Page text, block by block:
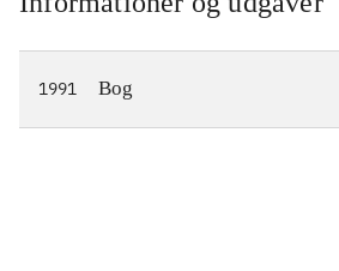
1991 Bog